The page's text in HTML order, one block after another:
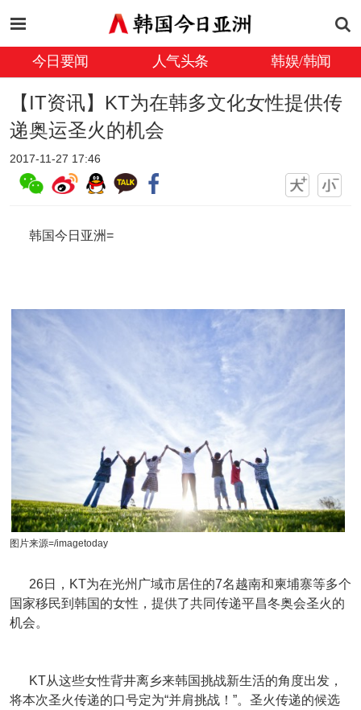
今日要闻 人气头条 韩娱/韩闻
【IT资讯】KT为在韩多文化女性提供传
递奥运圣火的机会
2017-11-27 17:46
韩国今日亚洲=
图片来源=/imagetoday
26日，KT为在光州广域市居住的7名越南和柬埔寨等多个
国家移民到韩国的女性，提供了共同传递平昌冬奥会圣火的
机会。
KT从这些女性背井离乡来韩国挑战新生活的角度出发，
将本次圣火传递的口号定为“并肩挑战！”。圣火传递的候选